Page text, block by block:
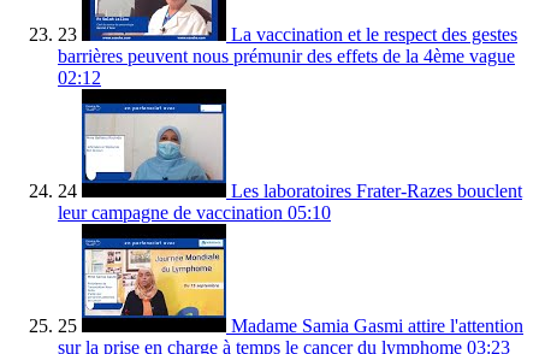
23
La vaccination et le respect des gestes
barrières peuvent nous prémunir des effets de la 4ème vague
02:12
24
Les laboratoires Frater-Razes bouclent
leur campagne de vaccination 05:10
25
Madame Samia Gasmi attire l'attention
sur la prise en charge à temps le cancer du lymphome 03:23